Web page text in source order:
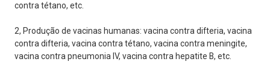
contra tétano, etc.
2, Produção de vacinas humanas: vacina contra difteria, vacina
contra difteria, vacina contra tétano, vacina contra meningite,
vacina contra pneumonia IV, vacina contra hepatite B, etc.